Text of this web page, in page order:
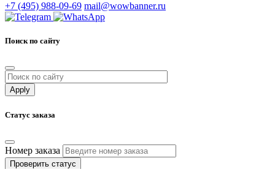
+7 (495) 988-09-69 mail@wowbanner.ru
Поиск по сайту
Статус заказа
Номер заказа
Проверить статус